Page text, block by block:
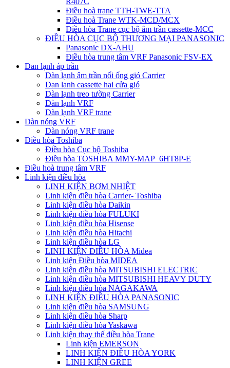
Điều hoà trane TTH-TWE-TTA
Điều hoà Trane WTK-MCD/MCX
Điều hòa Trane cục bộ âm trần cassette-MCC
ĐIỀU HÒA CỤC BỘ THƯƠNG MẠI PANASONIC
Panasonic DX-AHU
Điều hòa trung tâm VRF Panasonic FSV-EX
Dan lạnh áp trần
Dàn lạnh âm trần nối ống gió Carrier
Dan lanh cassette hai cửa gió
Dàn lạnh treo tường Carrier
Dàn lạnh VRF
Dàn lạnh VRF trane
Dàn nóng VRF
Dàn nóng VRF trane
Điều hòa Toshiba
Điều hòa Cục bộ Toshiba
Điều hòa TOSHIBA MMY-MAP_6HT8P-E
Điều hoà trung tâm VRF
Linh kiện điều hòa
LINH KIỆN BƠM NHIỆT
Linh kiện điều hòa Carrier- Toshiba
Linh kiện điều hòa Daikin
Linh kiện điều hòa FULUKI
Linh kiện điều hòa Hisense
Linh kiện điều hòa Hitachi
Linh kiện điều hòa LG
LINH KIỆN ĐIỀU HÒA Midea
Linh kiện Điều hòa MIDEA
Linh kiện điều hòa MITSUBISHI ELECTRIC
Linh kiện điều hòa MITSUBISHI HEAVY DUTY
Linh kiện điều hòa NAGAKAWA
LINH KIỆN ĐIỀU HÒA PANASONIC
Linh kiện điều hòa SAMSUNG
Linh kiện điều hòa Sharp
Linh kiện điều hòa Yaskawa
Linh kiện thay thế điều hòa Trane
Linh kiện EMERSON
LINH KIỆN ĐIỀU HÒA YORK
LINH KIỆN GREE